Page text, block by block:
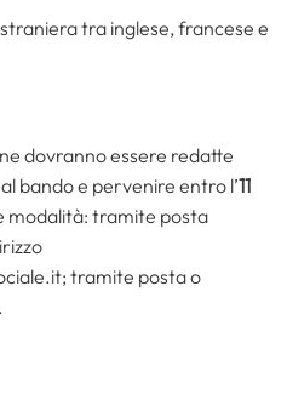
tra inglese, francese e
dovranno essere redatte
bando e pervenire entro l’11
modalità: tramite posta
tramite posta o